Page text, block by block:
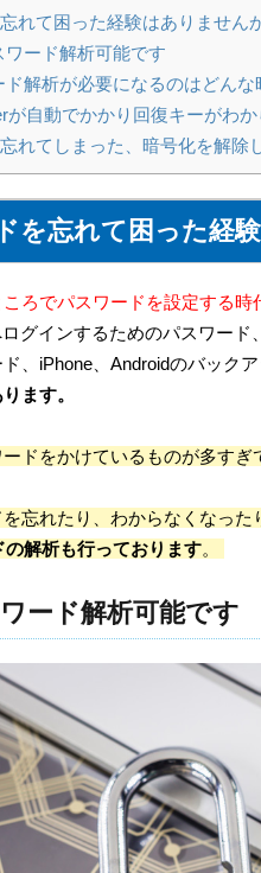
れて困った経験はありません
ワード解析可能です
ド解析が必要になるのはどんな
が自動でかかり回復キーがわ
れてしまった、暗号化を解除
を忘れて困った経
ろでパスワードを設定する時
グインするためのパスワー
、iPhone、Androidのバックア
ます。
ドをかけているものが多すぎ
忘れたり、わからなくなった
解析も行っております。
ード解析可能です